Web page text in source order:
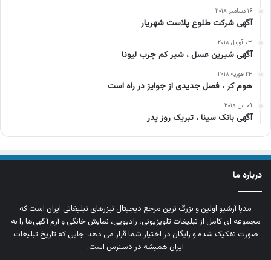
۱۶ دسامبر ۲۰۱۸
آگهی شرکت طلوع پلاست شهریار
۰۳ آوریل ۲۰۱۸
آگهی شیرین عسل ، شیر کم چرب لیونا
۲۴ فوریه ۲۰۱۸
هوم کر ، فصل جدیدی از جوایز در راه است
۰۹ می ۲۰۱۸
آگهی بانک سینا ، تبریک روز پدر
درباره ما
مدیا آرشیو اولین و بزرگ‌ ترین مرجع دیجیتال تیزرهای تبلیغاتی ایران است که
مجموعه‌ ای کامل از تبلیغات تلویزیونی، رادیویی، نمایش خانگی و آرم‌ آگهی‌ها را به‌
صورت تفکیک‌ شده و رایگان در اختیار شما قرار می‌ دهد؛ جایی که تاریخ تبلیغات
ایران همیشه در دسترس است.